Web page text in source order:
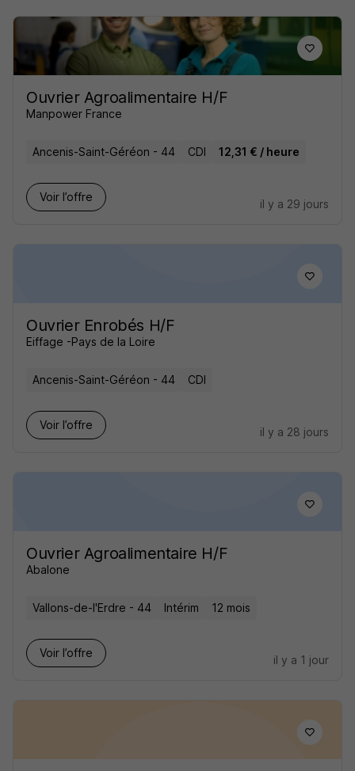
Ouvrier Agroalimentaire H/F
Manpower France
Ancenis-Saint-Géréon - 44 CDI 12,31 € / heure
Voir l’offre
il y a 29 jours
Ouvrier Enrobés H/F
Eiffage -Pays de la Loire
Ancenis-Saint-Géréon - 44 CDI
Voir l’offre
il y a 28 jours
Ouvrier Agroalimentaire H/F
Abalone
Vallons-de-l'Erdre - 44 Intérim 12 mois
Voir l’offre
il y a 1 jour